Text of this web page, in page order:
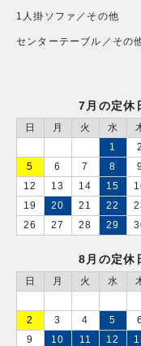
1人掛ソファ／その他
センターテーブル／その
7月の定休
日 月 火 水
1
2
5
6 7 8 9
12
13 14 15
19
20 21 22
26
27 28 29
8月の定休
日 月 火 水
2
3 4 5 6
9
10 11 12